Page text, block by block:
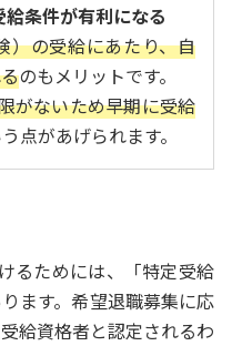
条件が有利になる
）の受給にあたり、自
のもメリットです。
がないため早期に受給
点があげられます。
るためには、「特定受給
ます。希望退職募集に応
給資格者と認定されるわ